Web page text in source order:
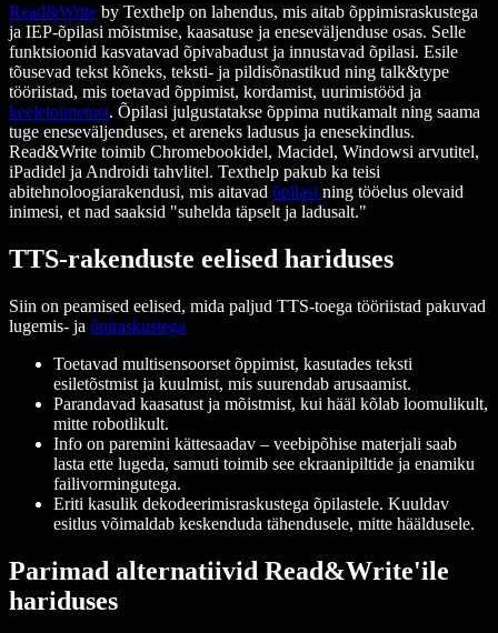
Read&Write by Texthelp on lahendus, mis aitab õppimisraskustega
ja IEP-õpilasi mõistmise, kaasatuse ja eneseväljenduse osas. Selle
funktsioonid kasvatavad õpivabadust ja innustavad õpilasi. Esile
tõusevad tekst kõneks, teksti- ja pildisõnastikud ning talk&type
tööriistad, mis toetavad õppimist, kordamist, uurimistööd ja
keeletoimetust. Õpilasi julgustatakse õppima nutikamalt ning saama
tuge eneseväljenduses, et areneks ladusus ja enesekindlus.
Read&Write toimib Chromebookidel, Macidel, Windowsi arvutitel,
iPadidel ja Androidi tahvlitel. Texthelp pakub ka teisi
abitehnoloogiarakendusi, mis aitavad õpilasi ning tööelus olevaid
inimesi, et nad saaksid "suhelda täpselt ja ladusalt."
TTS-rakenduste eelised hariduses
Siin on peamised eelised, mida paljud TTS-toega tööriistad pakuvad
lugemis- ja õpiraskustega
Toetavad multisensoorset õppimist, kasutades teksti
esiletõstmist ja kuulmist, mis suurendab arusaamist.
Parandavad kaasatust ja mõistmist, kui hääl kõlab loomulikult,
mitte robotlikult.
Info on paremini kättesaadav – veebipõhise materjali saab
lasta ette lugeda, samuti toimib see ekraanipiltide ja enamiku
failivormingutega.
Eriti kasulik dekodeerimisraskustega õpilastele. Kuuldav
esitlus võimaldab keskenduda tähendusele, mitte hääldusele.
Parimad alternatiivid Read&Write'ile
hariduses